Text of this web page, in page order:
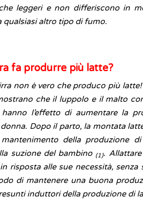
leggeri e non differiscono in
qualsiasi altro tipo di fumo.
fa produrre più latte?
non è vero che produco più
che il luppolo e il malto
l’effetto di aumentare la
Dopo il parto, la montata
della produzione
suzione del bambino (1).
risposta alle sue necessità,
di mantenere una buona
induttori della produzione di